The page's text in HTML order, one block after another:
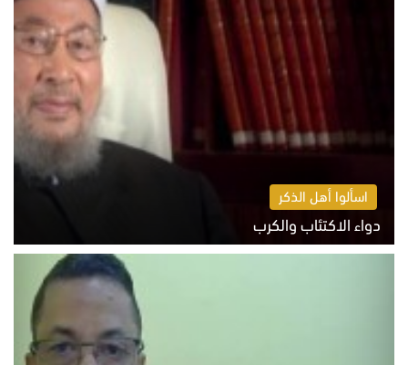
اسألوا أهل الذكر
دواء الاكتئاب والكرب
السبت 8 أغسطس 2026 10:54 ص